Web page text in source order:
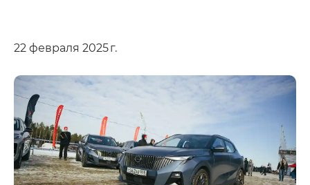
22 февраля 2025 г.